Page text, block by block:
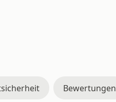
Bewertungen